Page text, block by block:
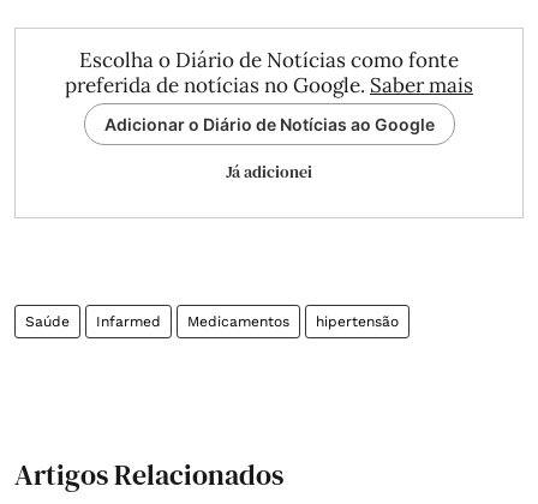
Escolha o Diário de Notícias como fonte
preferida de notícias no Google. Saber mais
Adicionar o Diário de Notícias ao Google
Já adicionei
Saúde Infarmed Medicamentos hipertensão
Artigos Relacionados